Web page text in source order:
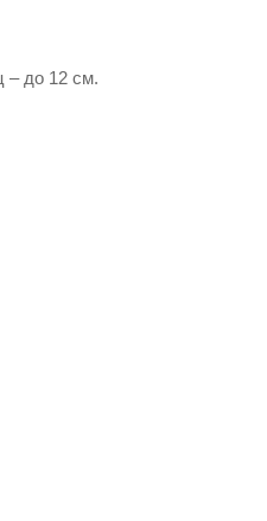
– до 12 см.